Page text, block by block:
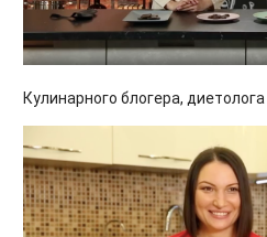
Кулинарного блогера, диетолога